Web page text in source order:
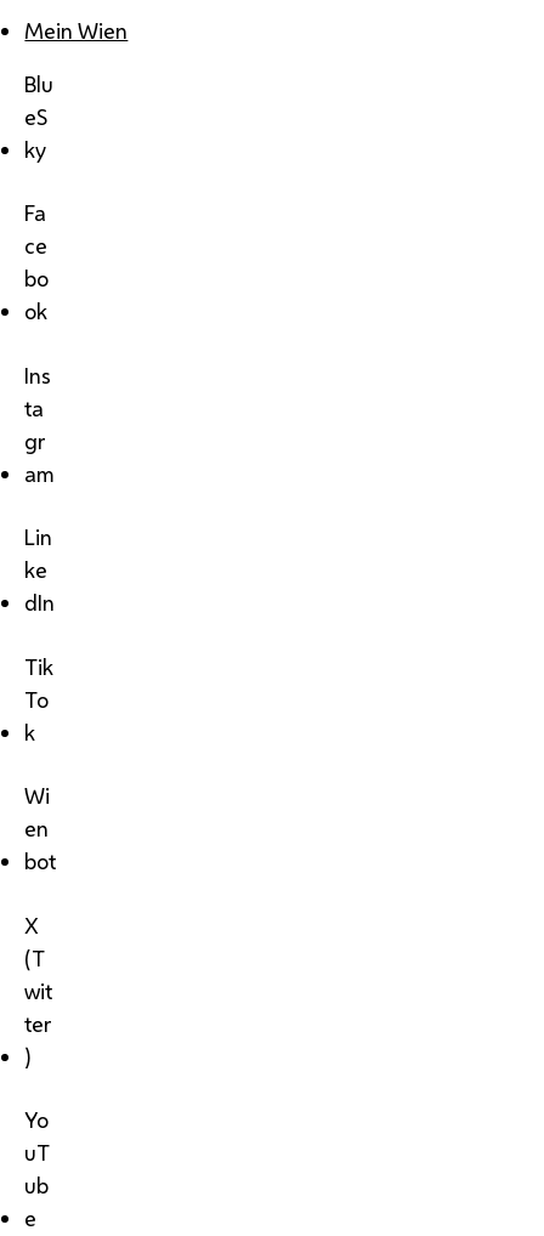
Mein Wien
Blu
eS
ky
Fa
ce
bo
ok
Ins
ta
gr
am
Lin
ke
dIn
Tik
To
k
Wi
en
bot
X
(T
wit
ter
)
Yo
uT
ub
e